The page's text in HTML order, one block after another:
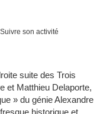
Suivre son activité
suite des Trois
et Matthieu Delaporte,
» du génie Alexandre